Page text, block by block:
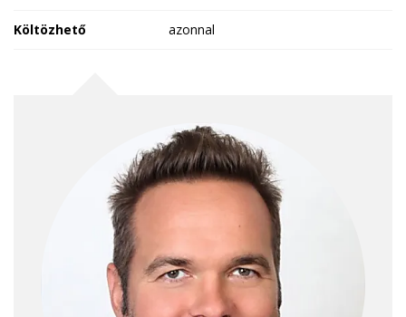
Költözhető azonnal